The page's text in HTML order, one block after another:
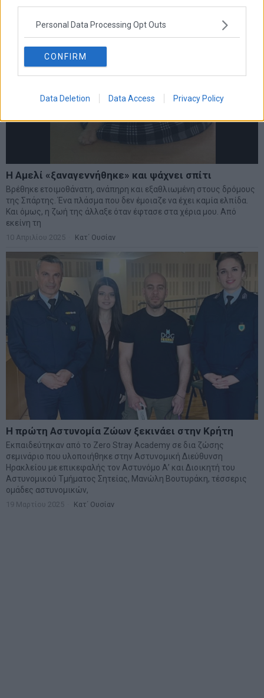
Personal Data Processing Opt Outs
CONFIRM
Data Deletion Data Access Privacy Policy
Η Αμελί «ξαναγεννήθηκε» και ψάχνει σπίτι
Βρέθηκε ετοιμοθάνατη, ανάπηρη και εξαθλιωμένη στους δρόμους
της Σπάρτης. Ένα πλάσμα που δεν έμοιαζε να έχει καμία ελπίδα.
Και όμως, η ζωή της άλλαξε όταν έφτασε στα χέρια μου. Από
εκείνη τη
10 Απριλίου 2025 Κατ΄ Ουσίαν
Η πρώτη Αστυνομία Ζώων ξεκινάει στην Κρήτη
Εκπαιδεύτηκαν από το Zero Stray Academy σε δια ζώσης
σεμινάριο που υλοποιήθηκε στην Αστυνομική Διεύθυνση
Ηρακλείου με επικεφαλής τον Αστυνόμο Α’ και Διοικητή του
Αστυνομικού Τμήματος Σητείας, Μανώλη Βουτυράκη, τέσσερις
ομάδες αστυνομικών,
19 Μαρτίου 2025 Κατ΄ Ουσίαν